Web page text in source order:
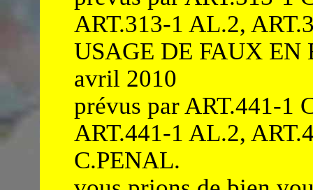
ART.313-1 AL.2,
USAGE DE FAUX EN
avril 2010
prévus par ART.441-1
ART.441-1 AL.2,
C.PENAL.